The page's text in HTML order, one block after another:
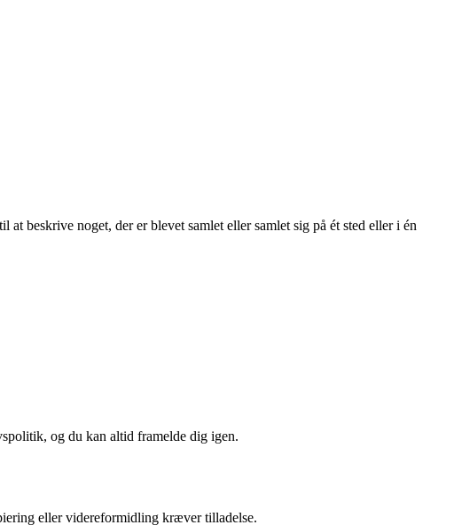
at beskrive noget, der er blevet samlet eller samlet sig på ét sted eller i én
og du kan altid framelde dig igen.
eller videreformidling kræver tilladelse.